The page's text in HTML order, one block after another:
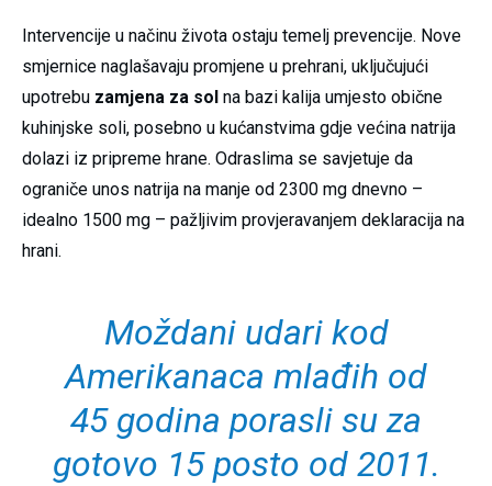
Intervencije u načinu života ostaju temelj prevencije. Nove
smjernice naglašavaju promjene u prehrani, uključujući
upotrebu zamjena za sol na bazi kalija umjesto obične
kuhinjske soli, posebno u kućanstvima gdje većina natrija
dolazi iz pripreme hrane. Odraslima se savjetuje da
ograniče unos natrija na manje od 2300 mg dnevno –
idealno 1500 mg – pažljivim provjeravanjem deklaracija na
hrani.
Moždani udari kod
Amerikanaca mlađih od
45 godina porasli su za
gotovo 15 posto od 2011.